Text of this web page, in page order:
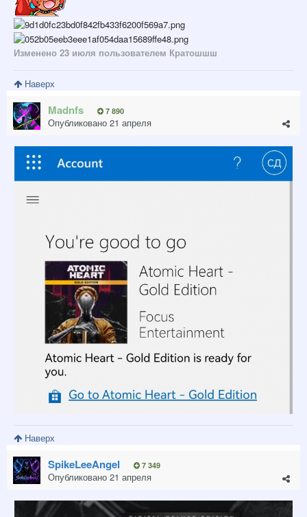
Изменено 23 июля пользователем Кратошшш
Наверх
Madnfs 7 890
Опубликовано 21 апреля
Наверх
SpikeLeeAngel 7 349
Опубликовано 21 апреля